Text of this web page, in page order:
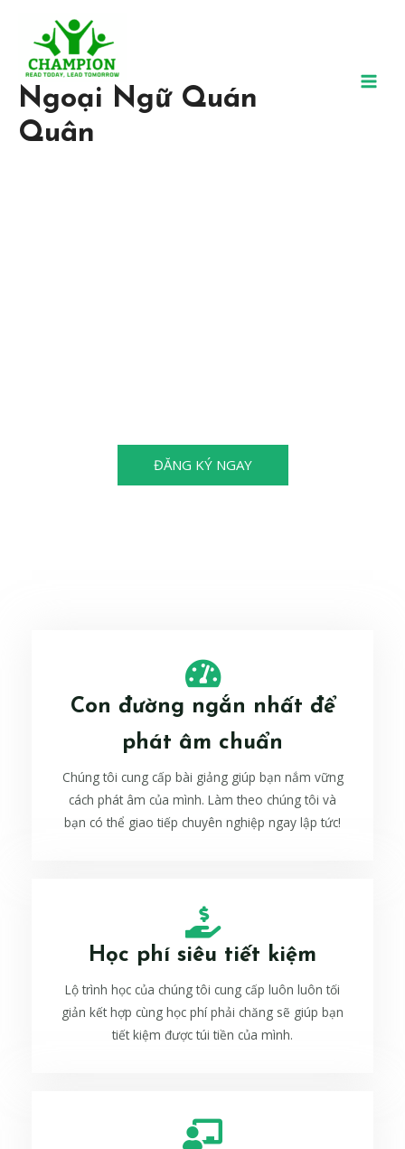
Ngoại Ngữ Quán
Quân
ĐĂNG KÝ NGAY
Con đường ngắn nhất để
phát âm chuẩn
Chúng tôi cung cấp bài giảng giúp bạn nắm vững
cách phát âm của mình. Làm theo chúng tôi và
bạn có thể giao tiếp chuyên nghiệp ngay lập tức!
Học phí siêu tiết kiệm
Lộ trình học của chúng tôi cung cấp luôn luôn tối
giản kết hợp cùng học phí phải chăng sẽ giúp bạn
tiết kiệm được túi tiền của mình.